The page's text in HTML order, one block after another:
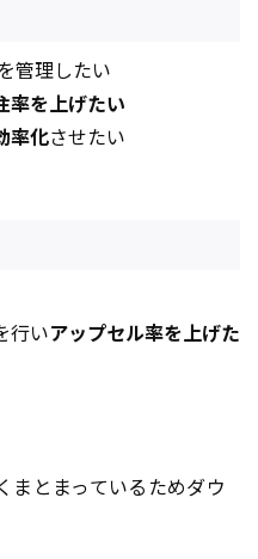
管理したい
率を上げたい
率化させたい
行いアップセル率を上げた
まとまっているためダウ